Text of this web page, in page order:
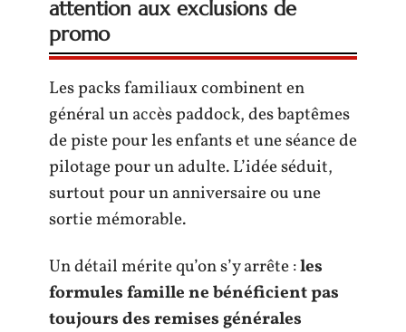
attention aux exclusions de
promo
Les packs familiaux combinent en
général un accès paddock, des baptêmes
de piste pour les enfants et une séance de
pilotage pour un adulte. L’idée séduit,
surtout pour un anniversaire ou une
sortie mémorable.
Un détail mérite qu’on s’y arrête :les
formules famille ne bénéficient pas
toujours des remises générales